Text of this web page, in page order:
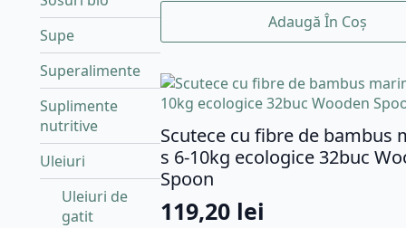
Supe
Superalimente
Suplimente
nutritive
Uleiuri
Uleiuri de
gatit
Adaugă În Coș
Scutece cu fibre de bambus
s 6-10kg ecologice 32buc
Spoon
119,20 lei